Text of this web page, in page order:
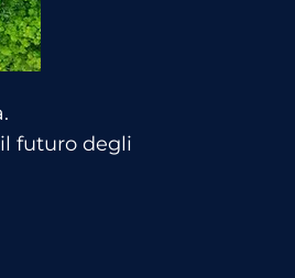
futuro degli